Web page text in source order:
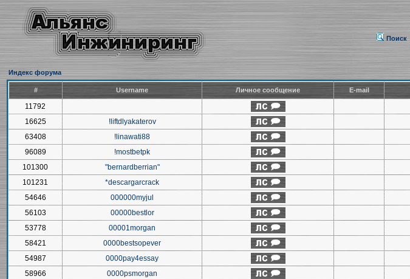
Поиск
Индекс форума
# Username Личное сообщение E-mail
11792
16625
!liftdlyakaterov
63408
!linawati88
96089
!mostbetpk
101300
"bernardberrian"
101231
*descargarcrack
54646
000000myjul
56103
00000bestlor
53778
00001morgan
58421
0000bestsopever
54987
0000pay4essay
58966
0000psmorgan